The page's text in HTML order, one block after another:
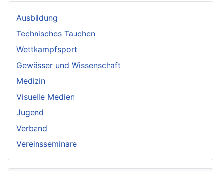
Ausbildung
Technisches Tauchen
Wettkampfsport
Gewässer und Wissenschaft
Medizin
Visuelle Medien
Jugend
Verband
Vereinsseminare